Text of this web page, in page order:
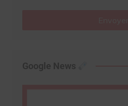
Google News